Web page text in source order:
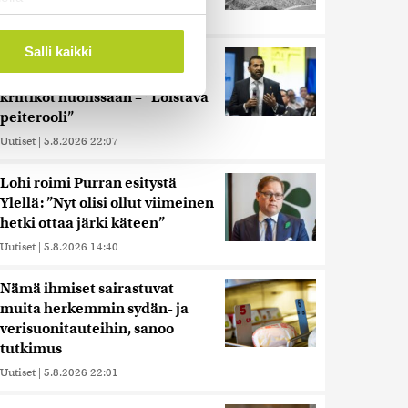
. Voit muuttaa
tukemiseen
siirtää ulkomaille.
Salli kaikki
Uutiset | 5.8.2026 21:41
Reuters: FBI aloitti yhteistyön
Kiinan ja Venäjän kanssa,
kriitikot huolissaan – ”Loistava
peiterooli”
Uutiset | 5.8.2026 22:07
Lohi roimi Purran esitystä
Ylellä: ”Nyt olisi ollut viimeinen
hetki ottaa järki käteen”
Uutiset | 5.8.2026 14:40
Nämä ihmiset sairastuvat
muita herkemmin sydän- ja
verisuonitauteihin, sanoo
tutkimus
Uutiset | 5.8.2026 22:01